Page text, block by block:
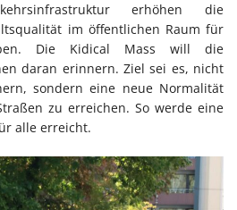
erhöhen die
im öffentlichen Raum für
Die Kidical Mass will die
daran erinnern. Ziel sei es, nicht
sondern eine neue Normalität
zu erreichen. So werde eine
alle erreicht.